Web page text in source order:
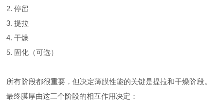
2. 停留
3. 提拉
4. 干燥
5. 固化（可选）
所有阶段都很重要，但决定薄膜性能的关键是提拉和干燥阶段。
最终膜厚由这三个阶段的相互作用决定：